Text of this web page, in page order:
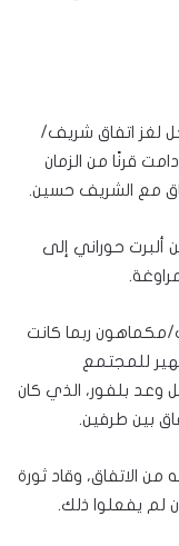
حل لغز اتفاق شريف/
قرنًا من الزمان
مع الشريف حسين.
ألبرت حوراني إلى
مكماهون ربما كانت
للمجتمع
وعد بلفور، الذي كان
بين طرفين.
من الاتفاق، وقاد ثورة
لم يفعلوا ذلك.